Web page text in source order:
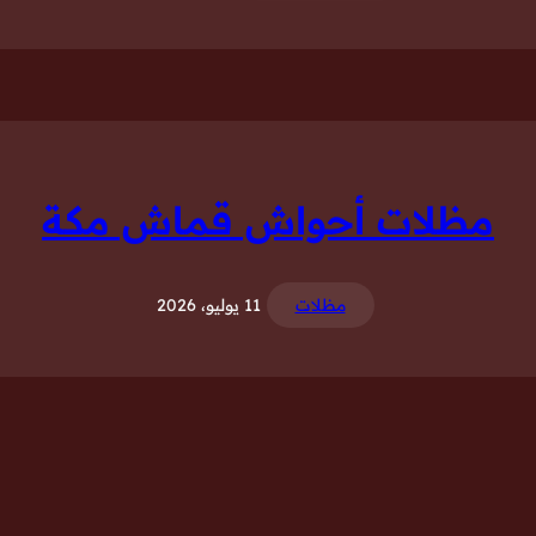
مظلات أحواش قماش مكة
مظلات 11 يوليو، 2026